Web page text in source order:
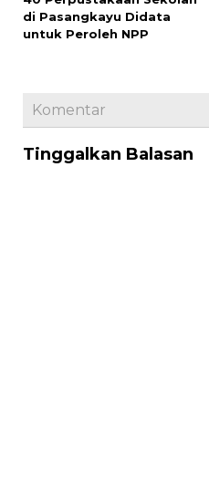
Komentar